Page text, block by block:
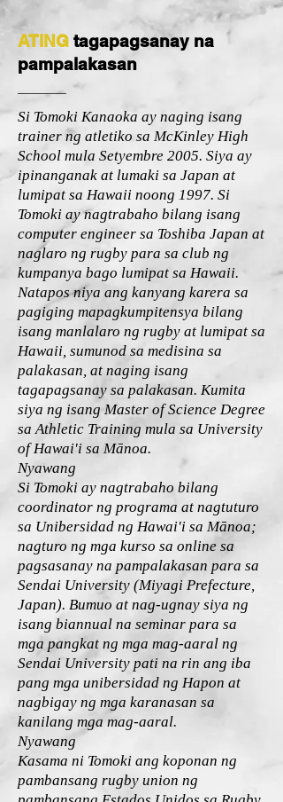
ATING tagapagsanay na
pampalakasan
Si Tomoki Kanaoka ay naging isang
trainer ng atletiko sa McKinley High
School mula Setyembre 2005. Siya ay
ipinanganak at lumaki sa Japan at
lumipat sa Hawaii noong 1997. Si
Tomoki ay nagtrabaho bilang isang
computer engineer sa Toshiba Japan at
naglaro ng rugby para sa club ng
kumpanya bago lumipat sa Hawaii.
Natapos niya ang kanyang karera sa
pagiging mapagkumpitensya bilang
isang manlalaro ng rugby at lumipat sa
Hawaii, sumunod sa medisina sa
palakasan, at naging isang
tagapagsanay sa palakasan. Kumita
siya ng isang Master of Science Degree
sa Athletic Training mula sa University
of Hawai'i sa Mānoa.
Nyawang
Si Tomoki ay nagtrabaho bilang
coordinator ng programa at nagtuturo
sa Unibersidad ng Hawai'i sa Mānoa;
nagturo ng mga kurso sa online sa
pagsasanay na pampalakasan para sa
Sendai University (Miyagi Prefecture,
Japan). Bumuo at nag-ugnay siya ng
isang biannual na seminar para sa
mga pangkat ng mga mag-aaral ng
Sendai University pati na rin ang iba
pang mga unibersidad ng Hapon at
nagbigay ng mga karanasan sa
kanilang mga mag-aaral.
Nyawang
Kasama ni Tomoki ang koponan ng
pambansang rugby union ng